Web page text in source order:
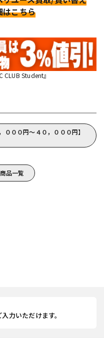
はこちら
CLUB Student』
００円～４０，０００円】
品一覧
力いただけます。